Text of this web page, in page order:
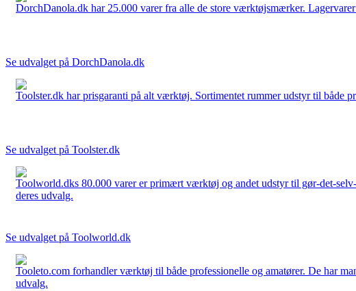
DorchDanola.dk har 25.000 varer fra alle de store værktøjsmærker.
Se udvalget på DorchDanola.dk
Toolster.dk har prisgaranti på alt værktøj. Sortimentet rummer udstyr til både
Se udvalget på Toolster.dk
Toolworld.dks 80.000 varer er primært værktøj og andet udstyr til gør-det-
deres udvalg.
Se udvalget på Toolworld.dk
Tooleto.com forhandler værktøj til både professionelle og amatører. De har
udvalg.